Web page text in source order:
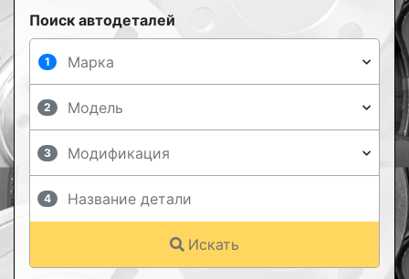
Поиск автодеталей
1
2
3
4
Искать